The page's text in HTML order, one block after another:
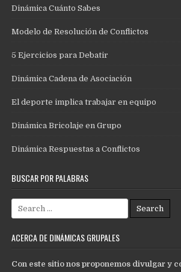
Dinámica Cuánto Sabes
Modelo de Resolución de Conflictos
5 Ejercicios para Debatir
Dinámica Cadena de Asociación
El deporte implica trabajar en equipo
Dinámica Bricolaje en Grupo
Dinámica Respuestas a Conflictos
BUSCAR POR PALABRAS
Search
for:
ACERCA DE DINÁMICAS GRUPALES
Con este sitio nos proponemos divulgar y